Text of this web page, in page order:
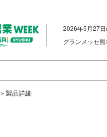
2026年5月27
グランメッセ熊
＞製品詳細